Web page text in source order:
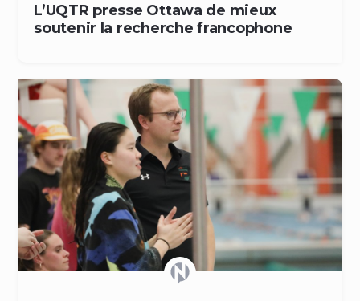
L’UQTR presse Ottawa de mieux
soutenir la recherche francophone